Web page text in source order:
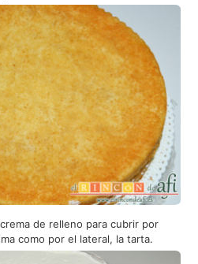
de relleno para cubrir por
como por el lateral, la tarta.